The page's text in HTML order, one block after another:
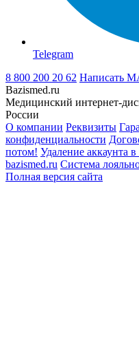
Telegram
8 800 200 20 62 Написать
Bazismed.ru
Медицинский интернет-
России
О компании Реквизиты
конфиденциальности
потом! Удаление аккаунта
bazismed.ru Система
Полная версия сайта